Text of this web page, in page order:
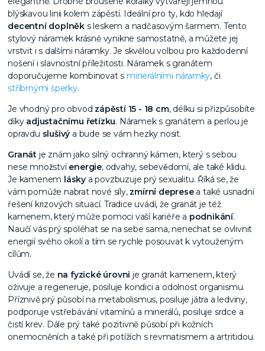
blýskavou linii kolem zápěstí. Ideální pro ty, kdo hledají
decentní doplněks leskem a nadčasovým šarmem. Tento
stylový náramek krásně vynikne samostatně, a můžete jej
vrstvit i s dalšími náramky. Je skvělou volbou pro každodenní
nošení i slavnostní příležitosti. Náramek s granátem
doporučujeme kombinovat s minerálními náramky, či
stříbrnými šperky.
Je vhodný pro obvod zápěstí 15 - 18 cm, délku si přizpůsobíte
díky adjustačnímu řetízku. Náramek s granátem a perlou je
opravdu slušivý a bude se vám hezky nosit.
Granátj​e znám jako silný ochranný kámen, který s sebou
nese množstvíenergie, odvahy, sebevědomí, ale také klidu.
Je kamenem láskya povzbuzuje prý sexualitu. Říká se, že
vám pomůže nabrat nové síly, zmírní depresea také usnadní
řešení krizových situací. Tradice uvádí, že granát je též
kamenem, který může pomoci vaší kariéře a podnikání.
Naučí vás prý spoléhat se na sebe sama, nenechat se ovlivnit
energií svého okolí a tím se rychle posouvat k vytouženým
cílům.
Uvádí se, že na fyzické úrovni je granát kamenem, který
oživuje a regeneruje, posiluje kondici a odolnost organismu.
Příznivě prý působí na metabolismus, posiluje játra a ledviny,
podporuje vstřebávání vitamínů a minerálů, posiluje srdce a
čistí krev. Dále prý také pozitivně působí při kožních
onemocněních a také při potížích s revmatismem a artritidou.